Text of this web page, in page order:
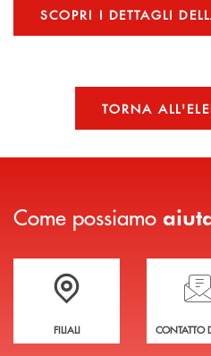
SCOPRI I DETTAGLI
TORNA
Come possiamo
Trova la filiale più vicina a te
FILIALI
Hai
CONTATTO